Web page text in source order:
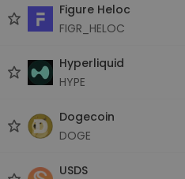
Figure Heloc
FIGR_HELOC
Hyperliquid
HYPE
Dogecoin
DOGE
USDS